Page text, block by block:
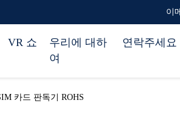
이
VR 쇼
우리에 대하
여
연락주세요
카드 판독기 ROHS